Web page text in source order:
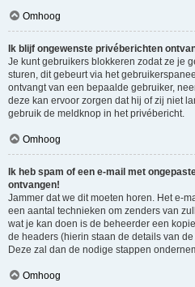
Omhoog
Ik blijf ongewenste privéberichten
Je kunt gebruikers blokkeren zodat ze je
sturen, dit gebeurt via het
ontvangt van een bepaalde gebruiker,
deze kan ervoor zorgen dat hij of zij niet
gebruik de meldknop in het privébericht.
Omhoog
Ik heb spam of een e-mail met
ontvangen!
Jammer dat we dit moeten horen. Het e-
een aantal technieken om zenders van
wat je kan doen is de beheerder een
de headers (hierin staan de details van
Deze zal dan de nodige stappen
Omhoog